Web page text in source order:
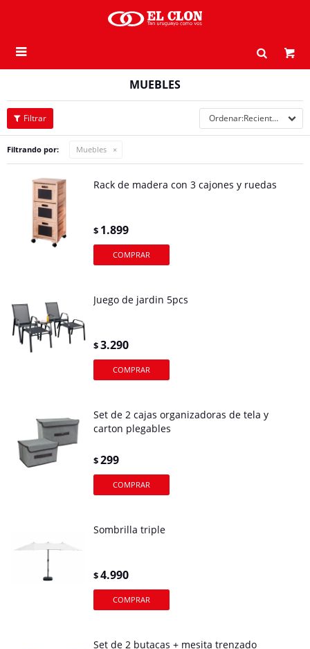

MUEBLES
Recientes
Filtrando por: Muebles
Rack de madera con 3 cajones y ruedas
$ 1.899
Juego de jardin 5pcs
$3.290
Set de 2 cajas organizadoras de tela y
carton plegables
$299
Sombrilla triple
$4.990
Set de 2 butacas + mesita trenzado